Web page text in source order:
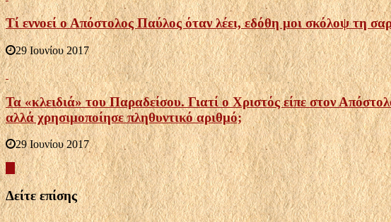
Τί εννοεί ο Απόστολος Παύλος όταν λέει, εδόθη μοι σκόλοψ τη
29 Ιουνίου 2017
Τα «κλειδιά» του Παραδείσου. Γιατί ο Χριστός είπε στον
αλλά χρησιμοποίησε πληθυντικό αριθμό;
29 Ιουνίου 2017
Δείτε επίσης